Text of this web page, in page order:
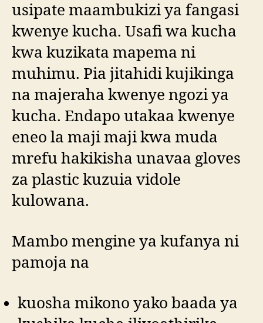
usipate maambukizi ya fangasi
kwenye kucha. Usafi wa kucha
kwa kuzikata mapema ni
muhimu. Pia jitahidi kujikinga
na majeraha kwenye ngozi ya
kucha. Endapo utakaa kwenye
eneo la maji maji kwa muda
mrefu hakikisha unavaa gloves
za plastic kuzuia vidole
kulowana.
Mambo mengine ya kufanya ni
pamoja na
kuosha mikono yako baada ya